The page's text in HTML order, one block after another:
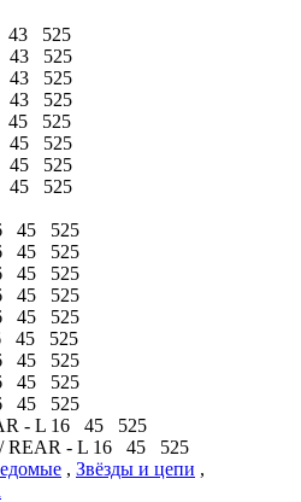
43 525
43 525
43 525
43 525
45 525
45 525
45 525
45 525
45 525
45 525
45 525
45 525
45 525
45 525
45 525
45 525
45 525
- L 16 45 525
/ REAR - L 16 45 525
, Звёзды и цепи ,